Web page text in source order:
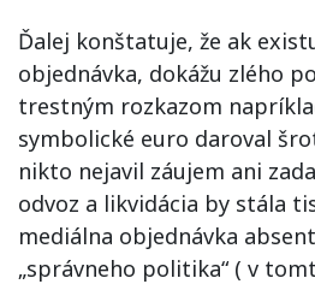
Ďalej konštatuje, že ak
objednávka, dokážu zlého
trestným rozkazom
symbolické euro daroval
nikto nejavil záujem ani
odvoz a likvidácia by stála
mediálna objednávka
„správneho politika“ ( v